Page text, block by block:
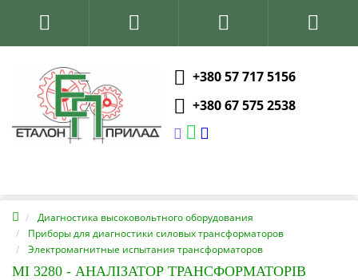
+380 57 717 5156
+380 67 575 2538
Диагностика высоковольтного оборудования
Приборы для диагностики силовых трансформаторов
Электромагнитные испытания трансформаторов
MI 3280 - АНАЛІЗАТОР ТРАНСФОРМАТОРІВ